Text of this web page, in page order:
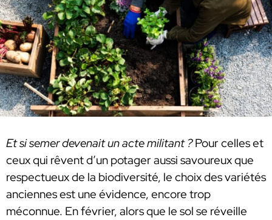
Et si semer devenait un acte militant ?Pour celles et
ceux qui rêvent d’un potager aussi savoureux que
respectueux de la biodiversité, le choix des variétés
anciennes est une évidence, encore trop
méconnue. En février, alors que le sol se réveille